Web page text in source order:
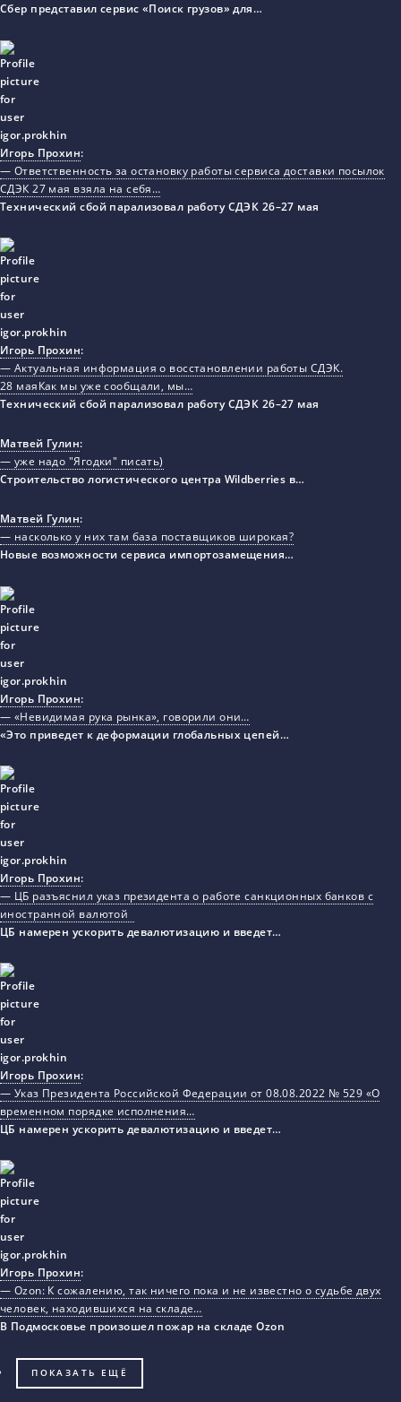
Сбер представил сервис «Поиск грузов» для…
Игорь Прохин:
— Ответственность за остановку работы сервиса доставки посылок
СДЭК 27 мая взяла на себя…
Технический сбой парализовал работу СДЭК 26–27 мая
Игорь Прохин:
— Актуальная информация о восстановлении работы СДЭК.
28 маяКак мы уже сообщали, мы…
Технический сбой парализовал работу СДЭК 26–27 мая
Матвей Гулин:
— уже надо "Ягодки" писать)
Строительство логистического центра Wildberries в…
Матвей Гулин:
— насколько у них там база поставщиков широкая?
Новые возможности сервиса импортозамещения…
Игорь Прохин:
— «Невидимая рука рынка», говорили они…
«Это приведет к деформации глобальных цепей…
Игорь Прохин:
— ЦБ разъяснил указ президента о работе санкционных банков с
иностранной валютой
ЦБ намерен ускорить девалютизацию и введет…
Игорь Прохин:
— Указ Президента Российской Федерации от 08.08.2022 № 529 «О
временном порядке исполнения…
ЦБ намерен ускорить девалютизацию и введет…
Игорь Прохин:
— Ozon: К сожалению, так ничего пока и не известно о судьбе двух
человек, находившихся на складе…
В Подмосковье произошел пожар на складе Ozon
ПОКАЗАТЬ ЕЩЁ